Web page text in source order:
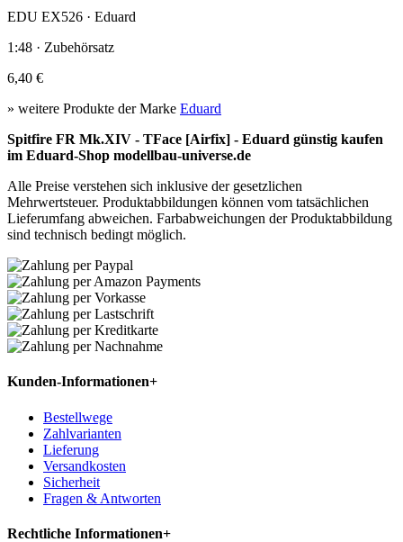
EDU EX526 · Eduard
1:48 · Zubehörsatz
6,40 €
» weitere Produkte der Marke Eduard
Spitfire FR Mk.XIV - TFace [Airfix] - Eduard günstig kaufen
im Eduard-Shop modellbau-universe.de
Alle Preise verstehen sich inklusive der gesetzlichen
Mehrwertsteuer. Produktabbildungen können vom tatsächlichen
Lieferumfang abweichen. Farbabweichungen der Produktabbildung
sind technisch bedingt möglich.
Kunden-Informationen+
Bestellwege
Zahlvarianten
Lieferung
Versandkosten
Sicherheit
Fragen & Antworten
Rechtliche Informationen+